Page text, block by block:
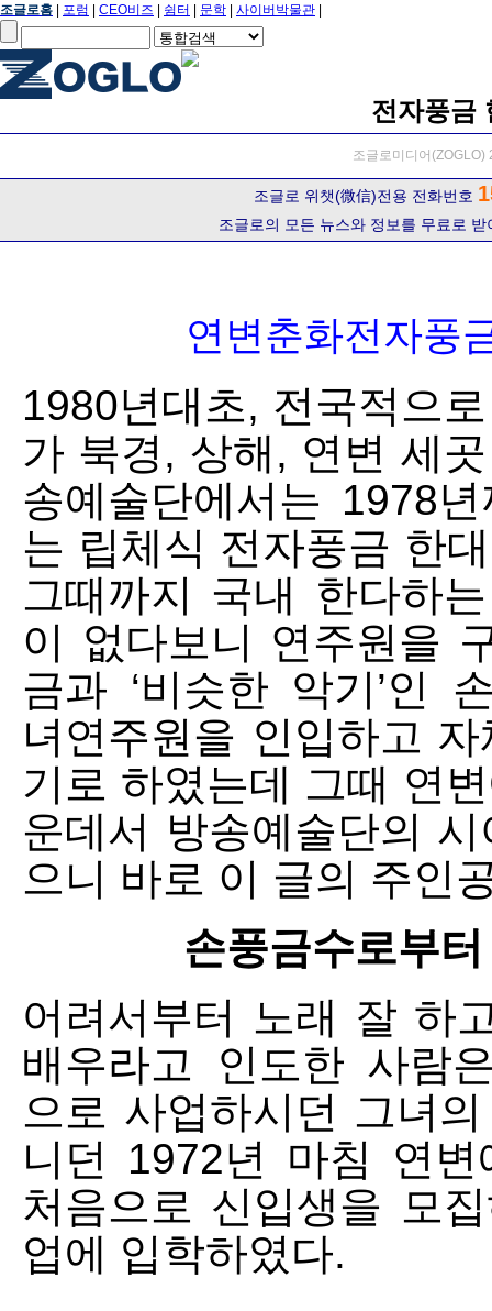
조글로홈 포럼 CEO비즈 쉼터 문학 사이버박물관
전자풍금
조글로미디어
조글로 위챗(微信)전용 전화번호
조글로의 모든 뉴스와 정보를 무료로
연변춘화전자풍
1980년대초, 전국적으
가 북경, 상해, 연변 세
송예술단에서는 1978
는 립체식 전자풍금 한
그때까지 국내 한다하
이 없다보니 연주원을
금과 ‘비슷한 악기’인
녀연주원을 인입하고
기로 하였는데 그때 연
운데서 방송예술단의
으니 바로 이 글의 주인
손풍금수로부
어려서부터 노래 잘 하
배우라고 인도한 사람
으로 사업하시던 그녀
니던 1972년 마침 연변
처음으로 신입생을 모
업에 입학하였다.